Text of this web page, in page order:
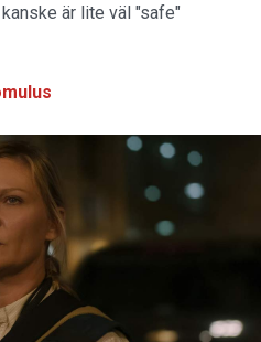
är lite väl "safe"